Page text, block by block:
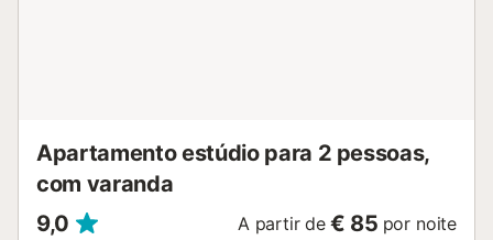
Apartamento estúdio para 2 pessoas,
com varanda
9,0
A partir de € 85 por noite